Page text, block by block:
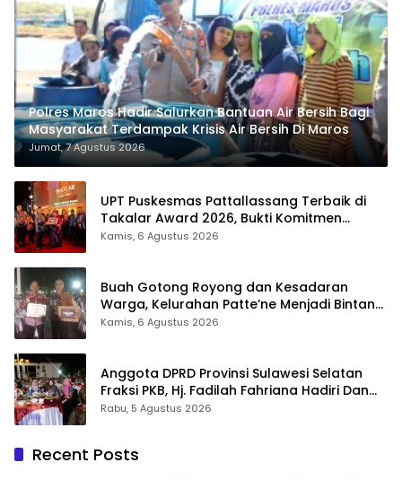
Polres Maros Hadir Salurkan Bantuan Air Bersih Bagi
Masyarakat Terdampak Krisis Air Bersih Di Maros
Jumat, 7 Agustus 2026
UPT Puskesmas Pattallassang Terbaik di
Takalar Award 2026, Bukti Komitmen
Hadirkan Pelayanan Kesehatan Berkualitas
Kamis, 6 Agustus 2026
Buah Gotong Royong dan Kesadaran
Warga, Kelurahan Patte’ne Menjadi Bintang
Takalar Award 2026
Kamis, 6 Agustus 2026
Anggota DPRD Provinsi Sulawesi Selatan
Fraksi PKB, Hj. Fadilah Fahriana Hadiri Dan
Beri Apresiasi : Takalar Menyalakan Lentera
Rabu, 5 Agustus 2026
Recent Posts